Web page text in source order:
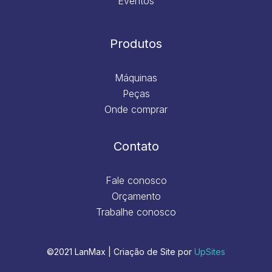
Produtos
Máquinas
Peças
Onde comprar
Contato
Fale conosco
Orçamento
Trabalhe conosco
©2021 LanMax | Criação de Site por UpSites